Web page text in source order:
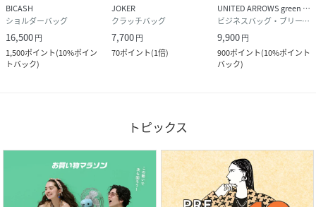
BICASH
ショルダーバッグ
16,500円
1,500ポイント(10%ポイン
トバック)
JOKER
クラッチバッグ
7,700円
70ポイント(1倍)
UNITED ARROWS green label relaxing
ビジネスバッグ・ブリーフケース
9,900円
900ポイント(10%ポイント
バック)
トピックス